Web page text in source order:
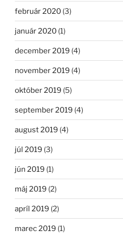
február 2020 (3)
január 2020 (1)
december 2019 (4)
november 2019 (4)
október 2019 (5)
september 2019 (4)
august 2019 (4)
júl 2019 (3)
jún 2019 (1)
máj 2019 (2)
apríl 2019 (2)
marec 2019 (1)